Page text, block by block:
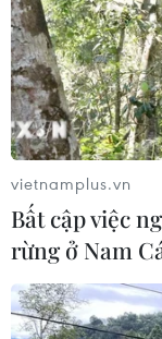
vietnamplus.vn
Bất cập việc
rừng ở Nam